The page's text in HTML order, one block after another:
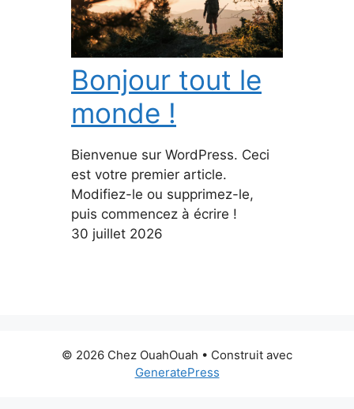
Bonjour tout le
monde !
Bienvenue sur WordPress. Ceci
est votre premier article.
Modifiez-le ou supprimez-le,
puis commencez à écrire !
30 juillet 2026
© 2026 Chez OuahOuah • Construit avec
GeneratePress